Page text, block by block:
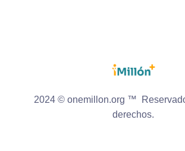
2024 © onemillon.org ™
derechos.